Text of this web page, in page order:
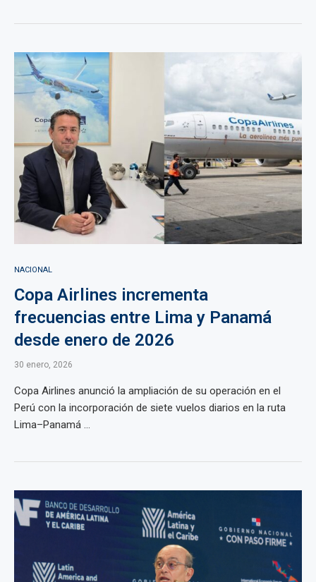
NACIONAL
Copa Airlines incrementa
frecuencias entre Lima y Panamá
desde enero de 2026
30 enero, 2026
Copa Airlines anunció la ampliación de su operación en el
Perú con la incorporación de siete vuelos diarios en la ruta
Lima–Panamá ...